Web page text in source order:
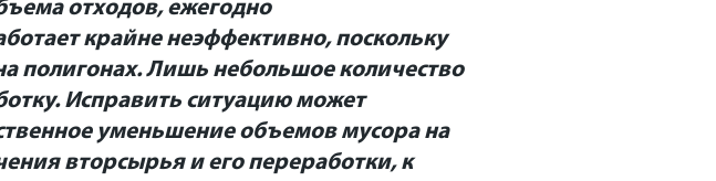
отходов, ежегодно
крайне неэффективно, поскольку
полигонах. Лишь небольшое количество
Исправить ситуацию может
уменьшение объемов мусора на
вторсырья и его переработки, к